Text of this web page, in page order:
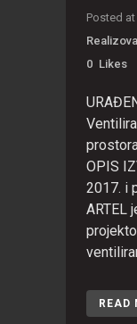
Posted at
0 Likes
OPIS
2017. i
ARTEL
READ